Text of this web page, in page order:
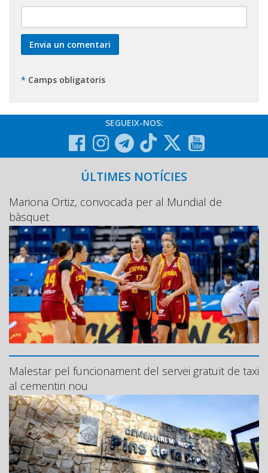
* Camps obligatoris
SEGUEIX-NOS:
ÚLTIMES NOTÍCIES
Mariona Ortiz, convocada per al Mundial de
bàsquet
Malestar pel funcionament del servei gratuït de taxi
al cementiri nou